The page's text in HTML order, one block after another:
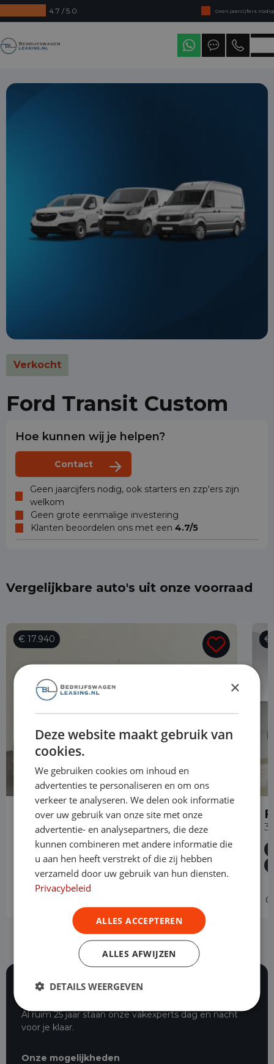
4.7 / 5.0
Geen jaarcijfers nodig
Direct uit voorraad leverbaar
Levering in heel Nederland
Verkocht
Ford Transit Custom
Hoe kunnen wij je helpen?
Contact
Geen jaarcijfers nodig, ook starters en zzp'ers zijn
welkom
Geen grote eenmalige investering
Klanten beoordelen ons met een 4.7/5
Vergelijkbare auto's uit onze voorraad
€ 17.940
Ford Transit Connect
1.5 EcoBlue Automaat L2 Trend
Diesel Automaat 89.201 km
2023
Asten
L2H1
€
Al ruim 25 jaar staan onze vakexperts dag en nacht
voor je klaar.
Onze mogelijkheden
×
Deze website maakt gebruik van
cookies.
We gebruiken cookies om inhoud en
advertenties te personaliseren en om ons
verkeer te analyseren. We delen ook informatie
over uw gebruik van onze site met onze
advertentie- en analysepartners, die deze
kunnen combineren met andere informatie die
u aan hen heeft verstrekt of die zij hebben
verzameld door uw gebruik van hun diensten.
Privacybeleid
ALLES ACCEPTEREN
ALLES AFWIJZEN
DETAILS WEERGEVEN